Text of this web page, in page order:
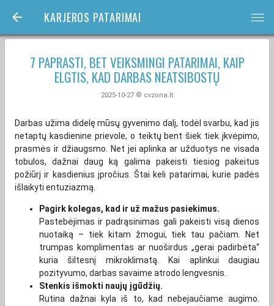
KARJEROS PATARIMAI bars
7 PAPRASTI, BET VEIKSMINGI PATARIMAI, KAIP
ELGTIS, KAD DARBAS NEATSIBOSTŲ
2025-10-27 © cvzona.lt
Darbas užima didelę mūsų gyvenimo dalį, todėl svarbu, kad jis
netaptų kasdienine prievole, o teiktų bent šiek tiek įkvėpimo,
prasmės ir džiaugsmo. Net jei aplinka ar užduotys ne visada
tobulos, dažnai daug ką galima pakeisti tiesiog pakeitus
požiūrį ir kasdienius įpročius. Štai keli patarimai, kurie padės
išlaikyti entuziazmą.
Pagirk kolegas, kad ir už mažus pasiekimus.
Pastebėjimas ir padrąsinimas gali pakeisti visą dienos
nuotaiką – tiek kitam žmogui, tiek tau pačiam. Net
trumpas komplimentas ar nuoširdus „gerai padirbėta“
kuria šiltesnį mikroklimatą. Kai aplinkui daugiau
pozityvumo, darbas savaime atrodo lengvesnis.
Stenkis išmokti naujų įgūdžių.
Rutina dažnai kyla iš to, kad nebejaučiame augimo.